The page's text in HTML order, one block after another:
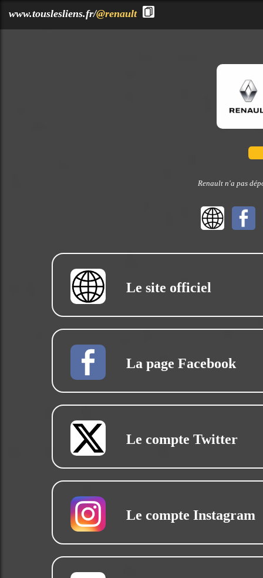
www.touslesliens.fr/@renault
Renault n'a pas
Le site officiel
La page Facebook
Le compte Twitter
Le compte Instagram